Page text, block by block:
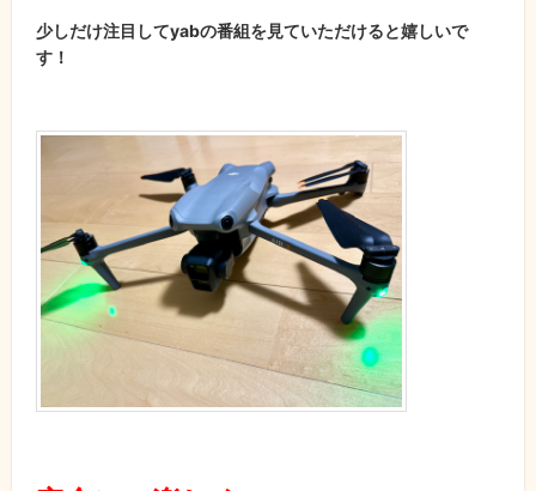
少しだけ注目してyabの番組を見ていただけると嬉しいで
す！